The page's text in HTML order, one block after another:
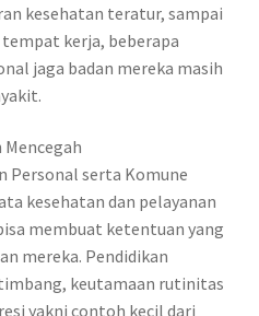
kesehatan teratur, sampai
kerja, beberapa
jaga badan mereka masih
Personal serta Komune
kesehatan dan pelayanan
membuat ketentuan yang
mereka. Pendidikan
keutamaan rutinitas
yakni contoh kecil dari